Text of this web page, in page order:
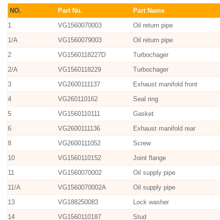
NO. Part No.
Part Name
1
VG1560070003
Oil return pipe
1/A
VG1560079003
Oil return pipe
2
VG1560118227D
Turbochager
2/A
VG1560118229
Turbochager
3
VG2600111137
Exhaust manifold front
4
VG260110162
Seal ring
5
VG1560110111
Gasket
6
VG2600111136
Exhaust manifold rear
8
VG2600111052
Screw
10
VG1560110152
Joint flange
11
VG1560070002
Oil supply pipe
11/A
VG1560070002A
Oil supply pipe
13
VG188250083
Lock washer
14
VG1560110187
Stud